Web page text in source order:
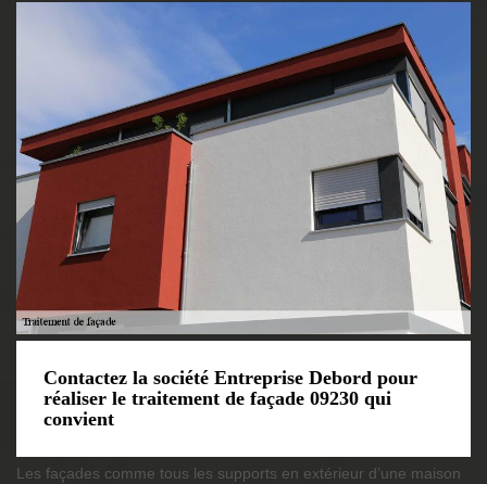
Contactez la société Entreprise Debord pour
réaliser le traitement de façade 09230 qui
convient
Les façades comme tous les supports en extérieur d’une maison